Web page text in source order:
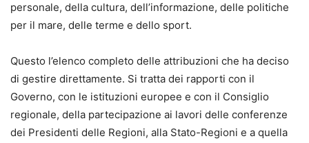
personale, della cultura, dell’informazione, delle politiche
per il mare, delle terme e dello sport.
Questo l’elenco completo delle attribuzioni che ha deciso
di gestire direttamente. Si tratta dei rapporti con il
Governo, con le istituzioni europee e con il Consiglio
regionale, della partecipazione ai lavori delle conferenze
dei Presidenti delle Regioni, alla Stato-Regioni e a quella